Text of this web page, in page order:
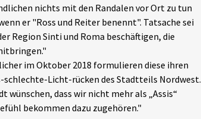
nichts mit den Randalen vor Ort zu tun
er "Ross und Reiter benennt". Tatsache sei
Region Sinti und Roma beschäftigen, die
im Oktober 2018 formulieren diese ihren
schlechte-Licht-rücken des Stadtteils Nordwest.
wünschen, dass wir nicht mehr als „Assis“
bekommen dazu zugehören."